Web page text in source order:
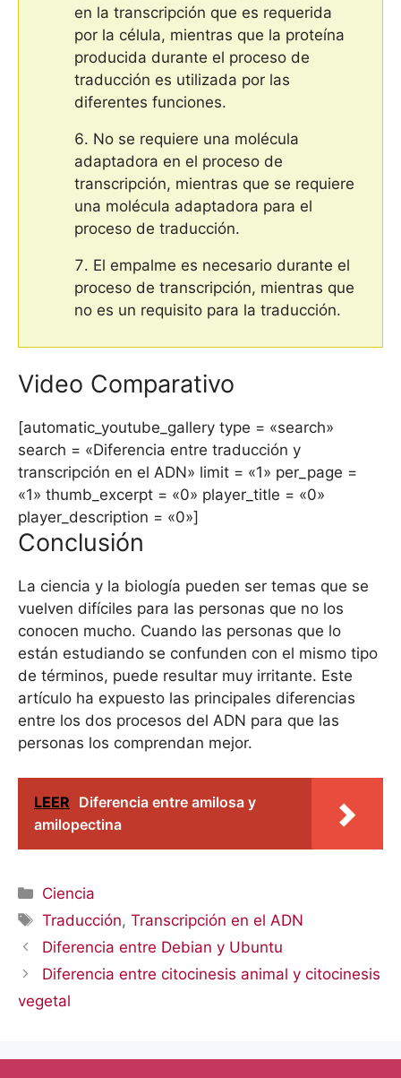
en la transcripción que es requerida
por la célula, mientras que la proteína
producida durante el proceso de
traducción es utilizada por las
diferentes funciones.
No se requiere una molécula
adaptadora en el proceso de
transcripción, mientras que se requiere
una molécula adaptadora para el
proceso de traducción.
El empalme es necesario durante el
proceso de transcripción, mientras que
no es un requisito para la traducción.
Video Comparativo
[automatic_youtube_gallery type = «search»
search = «Diferencia entre traducción y
transcripción en el ADN» limit = «1» per_page =
«1» thumb_excerpt = «0» player_title = «0»
player_description = «0»]
Conclusión
La ciencia y la biología pueden ser temas que se
vuelven difíciles para las personas que no los
conocen mucho. Cuando las personas que lo
están estudiando se confunden con el mismo tipo
de términos, puede resultar muy irritante. Este
artículo ha expuesto las principales diferencias
entre los dos procesos del ADN para que las
personas los comprendan mejor.
LEER Diferencia entre amilosa y
amilopectina
Categorías
Ciencia
Etiquetas
Traducción,Transcripción en el ADN
Diferencia entre Debian y Ubuntu
Diferencia entre citocinesis animal y citocinesis
vegetal